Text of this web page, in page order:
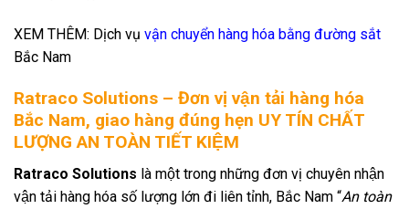
XEM THÊM: Dịch vụ vận chuyển hàng hóa bằng đường sắt
Bắc Nam
Ratraco Solutions – Đơn vị vận tải hàng hóa
Bắc Nam, giao hàng đúng hẹn UY TÍN CHẤT
LƯỢNG AN TOÀN TIẾT KIỆM
Ratraco Solutions là một trong những đơn vị chuyên nhận
vận tải hàng hóa số lượng lớn đi liên tỉnh, Bắc Nam “An toàn